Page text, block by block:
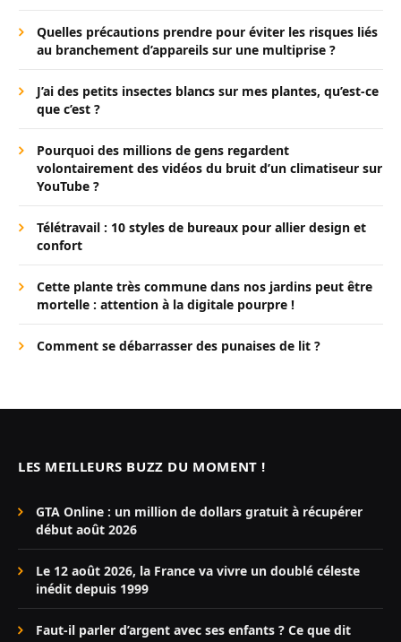
Quelles précautions prendre pour éviter les risques liés
au branchement d’appareils sur une multiprise ?
J’ai des petits insectes blancs sur mes plantes, qu’est-ce
que c’est ?
Pourquoi des millions de gens regardent
volontairement des vidéos du bruit d’un climatiseur sur
YouTube ?
Télétravail : 10 styles de bureaux pour allier design et
confort
Cette plante très commune dans nos jardins peut être
mortelle : attention à la digitale pourpre !
Comment se débarrasser des punaises de lit ?
LES MEILLEURS BUZZ DU MOMENT !
GTA Online : un million de dollars gratuit à récupérer
début août 2026
Le 12 août 2026, la France va vivre un doublé céleste
inédit depuis 1999
Faut-il parler d’argent avec ses enfants ? Ce que dit